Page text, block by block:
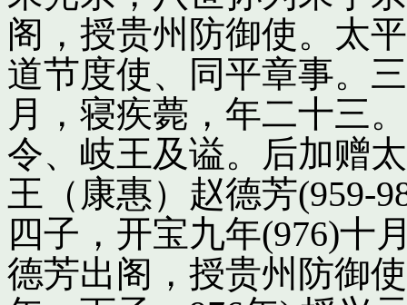
阁，授贵州防御使。太
道节度使、同平章事。
月，寝疾薨，年二十三
令、岐王及谥。后加赠
王（康惠）赵德芳(959-
四子，开宝九年(976)十
德芳出阁，授贵州防御